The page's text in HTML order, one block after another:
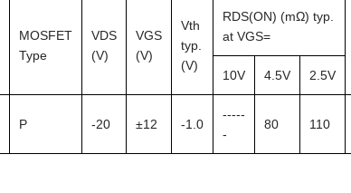
MOSFET
Type
VDS
(V)
VGS
(V)
Vth
typ.
(V)
RDS(ON) (mΩ) typ.
at VGS=
10V 4.5V 2.5V
P -20 ±12 -1.0
-----
-
80 110